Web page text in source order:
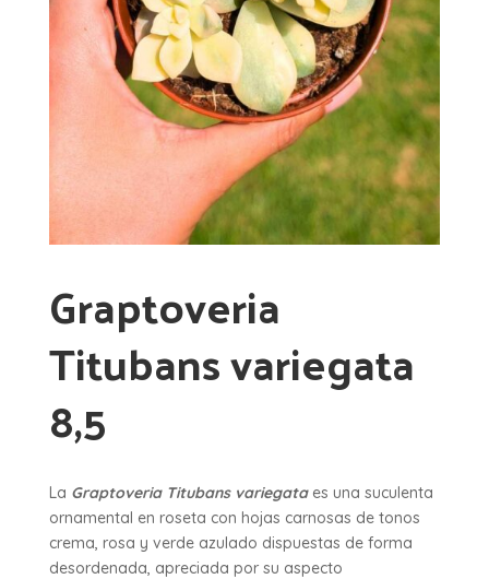
Graptoveria
Titubans variegata
8,5
La Graptoveria Titubans variegataes una suculenta
ornamental en roseta con hojas carnosas de tonos
crema, rosa y verde azulado dispuestas de forma
desordenada, apreciada por su aspecto